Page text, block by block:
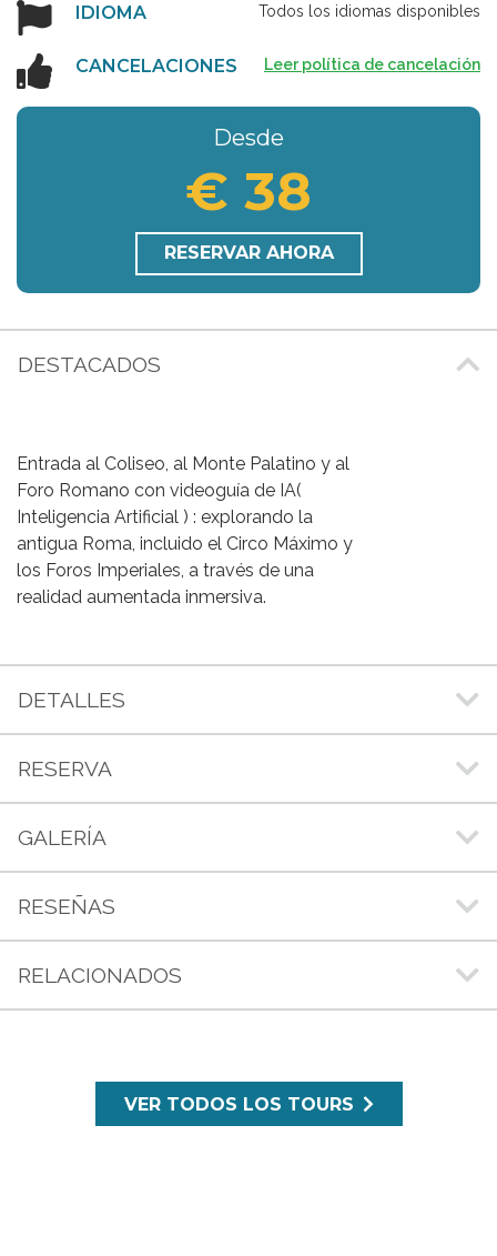
IDIOMA Todos los idiomas disponibles
CANCELACIONES Leer política de cancelación
Desde
€ 38
RESERVAR AHORA
DESTACADOS
Entrada al Coliseo, al Monte Palatino y al
Foro Romano con videoguía de IA(
Inteligencia Artificial ) : explorando la
antigua Roma, incluido el Circo Máximo y
los Foros Imperiales, a través de una
realidad aumentada inmersiva.
DETALLES
RESERVA
GALERÍA
RESEÑAS
RELACIONADOS
VER TODOS LOS TOURS